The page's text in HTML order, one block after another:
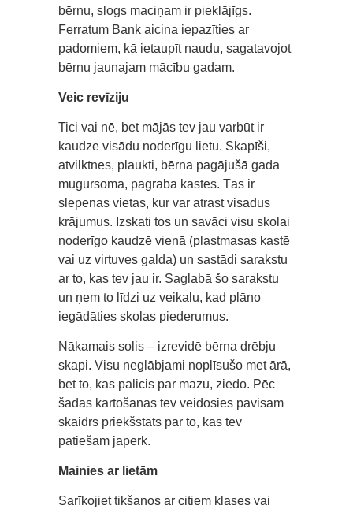
bērnu, slogs maciņam ir pieklājīgs.
Ferratum Bank aicina iepazīties ar
padomiem, kā ietaupīt naudu, sagatavojot
bērnu jaunajam mācību gadam.
Veic revīziju
Tici vai nē, bet mājās tev jau varbūt ir
kaudze visādu noderīgu lietu. Skapīši,
atvilktnes, plaukti, bērna pagājušā gada
mugursoma, pagraba kastes. Tās ir
slepenās vietas, kur var atrast visādus
krājumus. Izskati tos un savāci visu skolai
noderīgo kaudzē vienā (plastmasas kastē
vai uz virtuves galda) un sastādi sarakstu
ar to, kas tev jau ir. Saglabā šo sarakstu
un ņem to līdzi uz veikalu, kad plāno
iegādāties skolas piederumus.
Nākamais solis – izrevidē bērna drēbju
skapi. Visu neglābjami noplīsušo met ārā,
bet to, kas palicis par mazu, ziedo. Pēc
šādas kārtošanas tev veidosies pavisam
skaidrs priekšstats par to, kas tev
patiešām jāpērk.
Mainies ar lietām
Sarīkojiet tikšanos ar citiem klases vai